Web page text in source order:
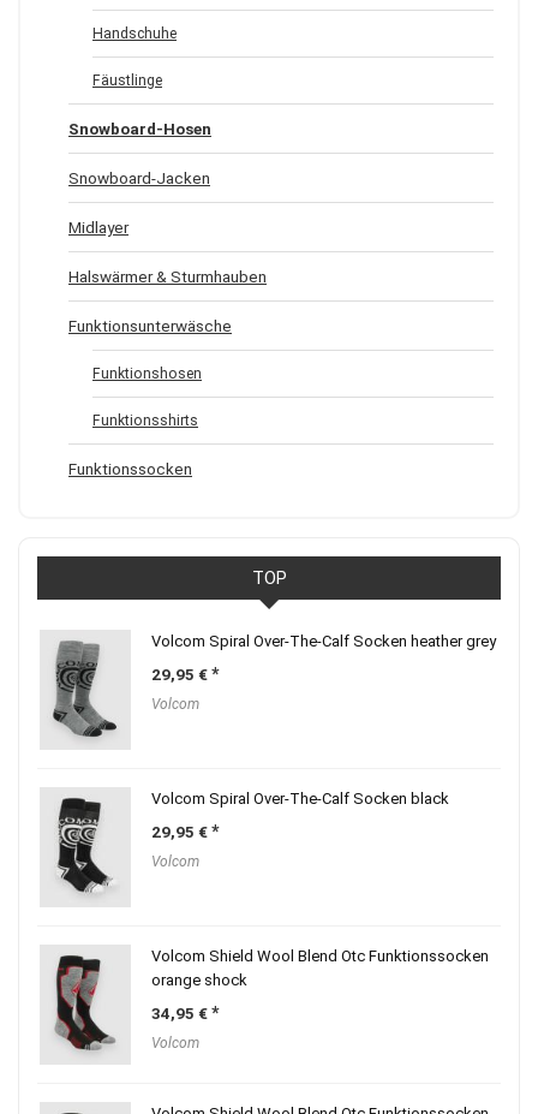
Handschuhe
Fäustlinge
Snowboard-Hosen
Snowboard-Jacken
Midlayer
Halswärmer & Sturmhauben
Funktionsunterwäsche
Funktionshosen
Funktionsshirts
Funktionssocken
TOP
Volcom Spiral Over-The-Calf Socken heather grey
29,95 €
Volcom
Volcom Spiral Over-The-Calf Socken black
29,95 €
Volcom
Volcom Shield Wool Blend Otc Funktionssocken
orange shock
34,95 €
Volcom